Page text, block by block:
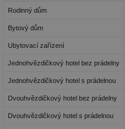
Rodinný dům
Bytový dům
Ubytovací zařízení
Jednohvězdičkový hotel bez prádelny
Jednohvězdičkový hotel s prádelnou
Dvouhvězdičkový hotel bez prádelny
Dvouhvězdičkový hotel s prádelnou